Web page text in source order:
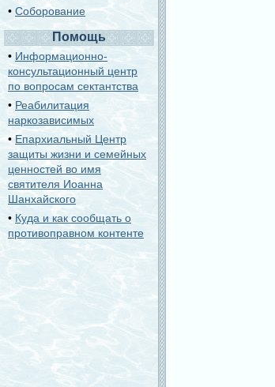
• Соборование
Помощь
• Информационно-
консультационный центр
по вопросам сектантства
•Реабилитация
наркозависимых
•Епархиальный Центр
защиты жизни и семейных
ценностей во имя
святителя Иоанна
Шанхайского
• Куда и как сообщать о
противоправном контенте